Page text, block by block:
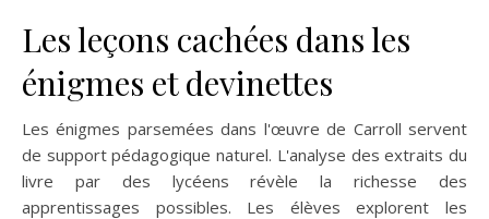
Les leçons cachées dans les
énigmes et devinettes
Les énigmes parsemées dans l'œuvre de Carroll servent
de support pédagogique naturel. L'analyse des extraits du
livre par des lycéens révèle la richesse des
apprentissages possibles. Les élèves explorent les